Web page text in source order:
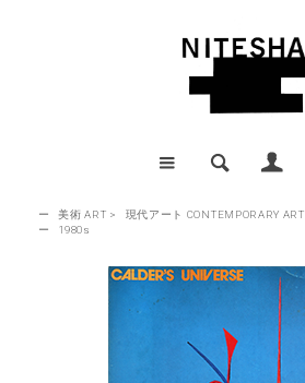
ー 美術 ART >
現代アート CONTEMPORARY ART
ー
1980s